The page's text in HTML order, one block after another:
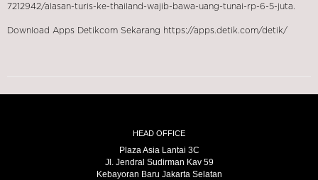
7212942/alasan-turis-ke-thailand-wajib-bawa-uang-tunai-rp-6-5-juta
Download Apps Detikcom Sekarang https://apps.detik.com/detik/
HEAD OFFICE
Plaza Asia Lantai 3C
Jl. Jendral Sudirman Kav 59
Kebayoran Baru Jakarta Selatan